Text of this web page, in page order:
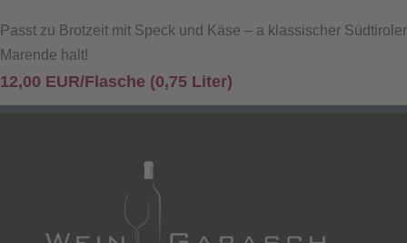
Passt zu Brotzeit mit Speck und Käse – a klassischer Südtiroler
Marende halt!
12,00 EUR/Flasche (0,75 Liter)